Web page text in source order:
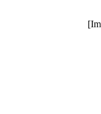
[